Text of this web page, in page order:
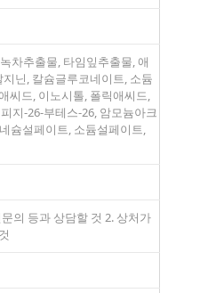
차추출물, 타임잎추출물, 애
닌, 칼슘글루코네이트, 소듐
씨드, 이노시톨, 폴릭애씨드,
지-26-부테스-26, 암모늄아크
슘설페이트, 소듐설페이트,
의 등과 상담할 것 2. 상처가